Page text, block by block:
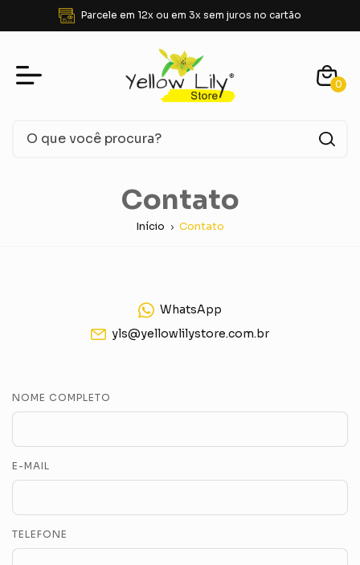
Parcele em 12x ou em 3x sem juros no cartão
0
Contato
Início Contato
WhatsApp
yls@yellowlilystore.com.br
NOME COMPLETO
E-MAIL
TELEFONE